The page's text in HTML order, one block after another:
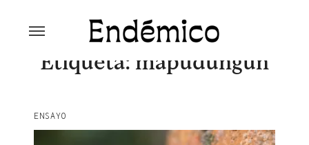
content
ambiental
Etiqueta: mapudungun
ENSAYO